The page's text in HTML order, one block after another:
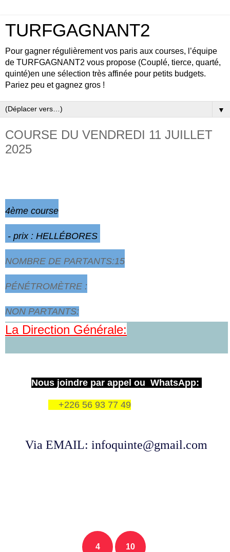
TURFGAGNANT2
Pour gagner régulièrement vos paris aux courses, l’équipe
de TURFGAGNANT2 vous propose (Couplé, tierce, quarté,
quinté)en une sélection très affinée pour petits budgets.
Pariez peu et gagnez gros !
▼
COURSE DU VENDREDI 11 JUILLET
2025
4ème course
- prix : HELLÉBORES
NOMBRE DE PARTANTS:15
PÉNÉTROMÈTRE :
NON PARTANTS:
La Direction Générale:
Nous joindre par appel ou WhatsApp:
+226 56 93 77 49
Via EMAIL: infoquinte@gmail.com
4 10